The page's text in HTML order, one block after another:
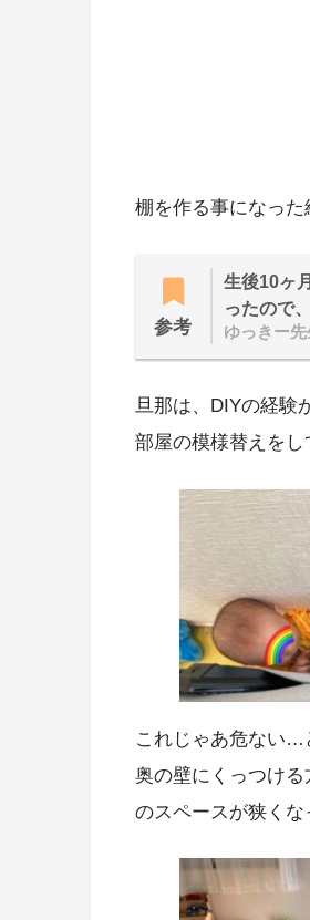
棚を作る事になっ
参考
生後10ヶ
ったので
ゆっきー
旦那は、DIYの経験
部屋の模様替えをし
これじゃあ危ない…
奥の壁にくっつけ
のスペースが狭くな